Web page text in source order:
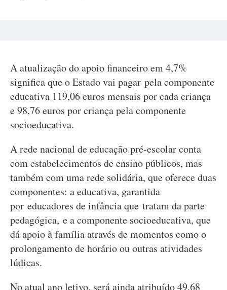
A atualização do apoio financeiro em 4,7%
significa que o Estado vai pagar pela componente
educativa 119,06 euros mensais por cada criança
e 98,76 euros por criança pela componente
socioeducativa.
A rede nacional de educação pré-escolar conta
com estabelecimentos de ensino públicos, mas
também com uma rede solidária, que oferece duas
componentes: a educativa, garantida
por educadores de infância que tratam da parte
pedagógica, e a componente socioeducativa, que
dá apoio à família através de momentos como o
prolongamento de horário ou outras atividades
lúdicas.
No atual ano letivo, será ainda atribuído 49,68